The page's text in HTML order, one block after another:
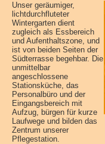
Unser geräumiger,
lichtdurchfluteter
Wintergarten dient
zugleich als Essbereich
und Aufenthaltszone, und
ist von beiden Seiten der
Südterrasse begehbar. Die
unmittelbar
angeschlossene
Stationsküche, das
Personalbüro und der
Eingangsbereich mit
Aufzug, bürgen für kurze
Laufwege und bilden das
Zentrum unserer
Pflegestation.